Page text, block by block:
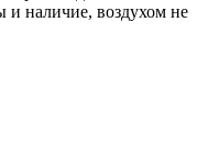
и наличие, воздухом не